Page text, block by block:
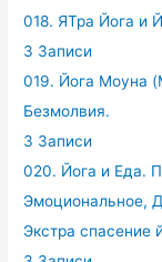
018. ЯТра Йога и
3 Записи
019. Йога Моуна
Безмолвия.
3 Записи
020. Йога и Еда.
Эмоциональное,
Экстра спасение